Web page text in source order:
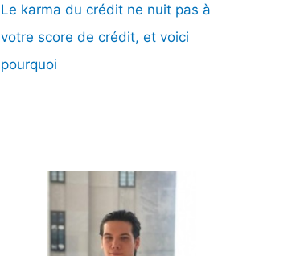
Le karma du crédit ne nuit pas à
votre score de crédit, et voici
pourquoi